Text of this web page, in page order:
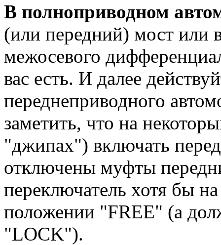
В полноприводном
(или передний) мост или
межосевого
вас есть. И далее
переднеприводного
заметить, что на
"джипах") включать
отключены муфты
переключатель хотя бы
положении "FREE" (а
"LOCK").